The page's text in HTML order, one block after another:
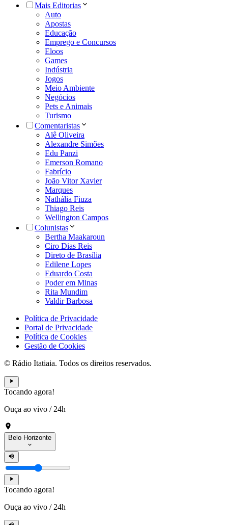
Mais Editorias
Auto
Apostas
Educação
Emprego e Concursos
Eloos
Games
Indústria
Jogos
Meio Ambiente
Negócios
Pets e Animais
Turismo
Comentaristas
Alê Oliveira
Alexandre Simões
Edu Panzi
Emerson Romano
Fabrício
João Vitor Xavier
Marques
Nathália Fiuza
Thiago Reis
Wellington Campos
Colunistas
Bertha Maakaroun
Ciro Dias Reis
Direto de Brasília
Edilene Lopes
Eduardo Costa
Poder em Minas
Rita Mundim
Valdir Barbosa
Política de Privacidade
Portal de Privacidade
Política de Cookies
Gestão de Cookies
© Rádio Itatiaia. Todos os direitos reservados.
Tocando agora!
Ouça ao vivo / 24h
Belo Horizonte
Tocando agora!
Ouça ao vivo / 24h